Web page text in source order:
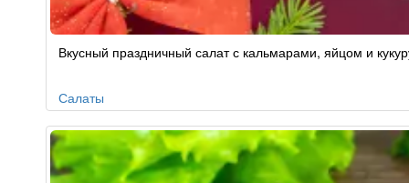
Вкусный праздничный салат с кальмарами, яйцом и
Салаты